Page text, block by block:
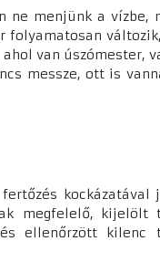
ne menjünk a vízbe,
folyamatosan
van úszómester,
messze, ott is
kockázatával
megfelelő, kijelölt
ellenőrzött kilenc